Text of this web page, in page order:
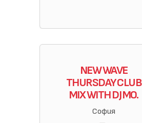
NEW WAVE
THURSDAY CLUB
MIX WITH DJ MO.
София